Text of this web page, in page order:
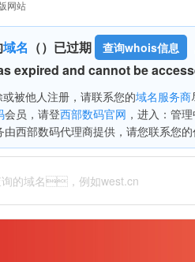
网站
域名 （）已过期 查询whois信息
expired and cannot be
他人注册，请联系您的域名服务商
会员，请登西部数码官网 ，进入
部数码代理商提供，请您联系您的